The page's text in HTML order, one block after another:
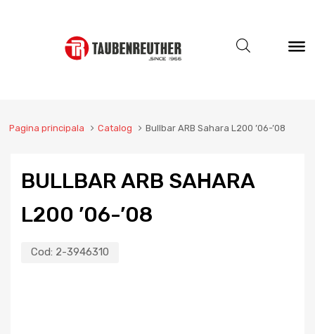
Pagina principala Catalog Bullbar ARB Sahara L200 ’06-’08
BULLBAR ARB SAHARA
L200 ’06-’08
Cod: 2-3946310